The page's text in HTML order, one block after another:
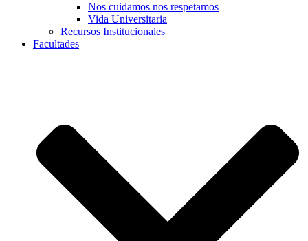
Nos cuidamos nos respetamos
Vida Universitaria
Recursos Institucionales
Facultades